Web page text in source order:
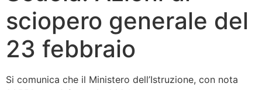
sciopero generale del
23 febbraio
Si comunica che il Ministero dell’Istruzione, con nota